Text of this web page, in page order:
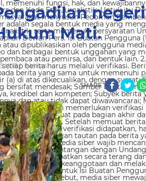
negeri
Mati.
WIB | 0Views
SHARE